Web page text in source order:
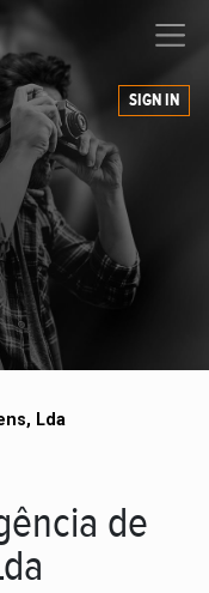
SIGN IN
Lda
de